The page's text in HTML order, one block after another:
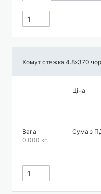
Хомут стяжка 4.8х370
Ціна
Вага
0.000 кг
Сума з